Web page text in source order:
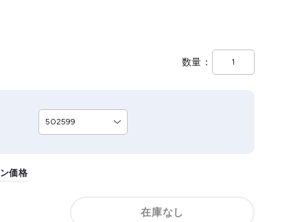
数量
価格
在庫なし